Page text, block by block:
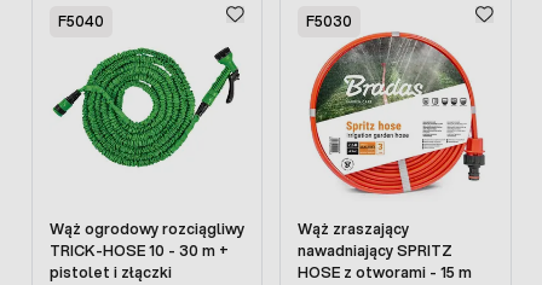
F5040
Wąż ogrodowy rozciągliwy
TRICK-HOSE 10 - 30 m +
pistolet i złączki
F5030
Wąż zraszający
nawadniający SPRITZ
HOSE z otworami - 15 m